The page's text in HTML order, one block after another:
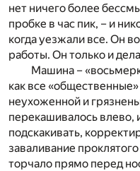
нет ничего более
пробке в час пик, – и
когда уезжали все. Он
работы. Он только и
Машина –
как все
неухоженной и
перекашивалось влево,
подскакивать,
заваливание
торчало прямо перед